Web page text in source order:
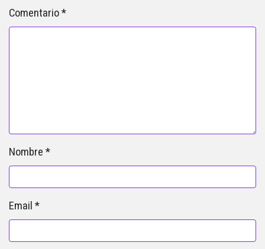
Comentario*
Nombre *
Email *